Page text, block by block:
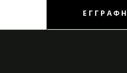
ΕΓΓΡΑΦΉ